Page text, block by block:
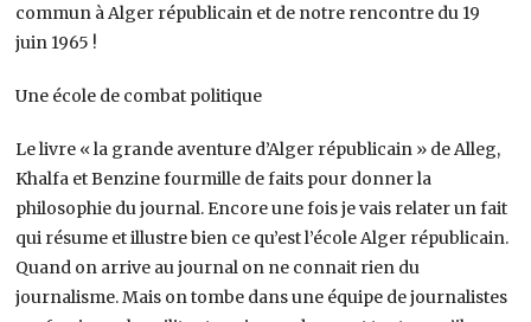
commun à Alger républicain et de notre rencontre du 19
juin 1965 !
Une école de combat politique
Le livre « la grande aventure d’Alger républicain » de Alleg,
Khalfa et Benzine fourmille de faits pour donner la
philosophie du journal. Encore une fois je vais relater un fait
qui résume et illustre bien ce qu’est l’école Alger républicain.
Quand on arrive au journal on ne connait rien du
journalisme. Mais on tombe dans une équipe de journalistes